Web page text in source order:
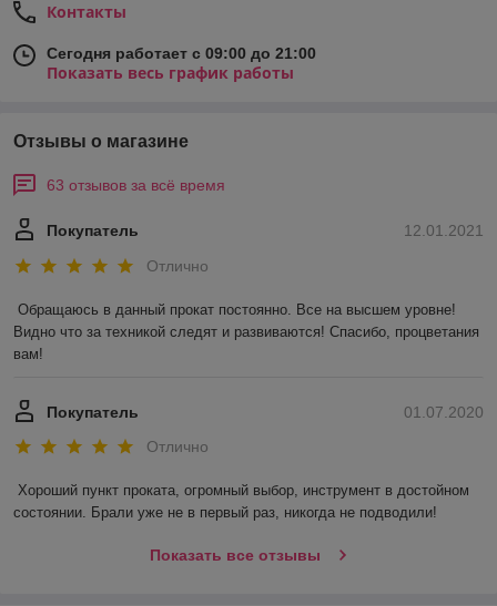
Контакты
Сегодня работает с 09:00 до 21:00
Показать весь график работы
Отзывы о магазине
63 отзывов за всё время
12.01.2021
Покупатель
Отлично
Обращаюсь в данный прокат постоянно. Все на высшем уровне!
Видно что за техникой следят и развиваются! Спасибо, процветания
вам!
01.07.2020
Покупатель
Отлично
Хороший пункт проката, огромный выбор, инструмент в достойном
состоянии. Брали уже не в первый раз, никогда не подводили!
Показать все отзывы